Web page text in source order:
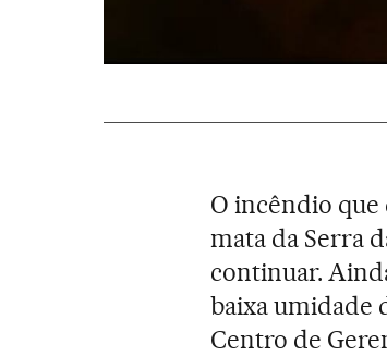
O incêndio que
mata da Serra
continuar.
baixa umidade
Centro de